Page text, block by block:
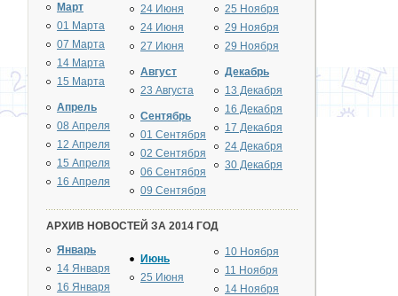
Март
01 Марта
07 Марта
14 Марта
15 Марта
Апрель
08 Апреля
12 Апреля
15 Апреля
16 Апреля
24 Июня
24 Июня
27 Июня
Август
23 Августа
Сентябрь
01 Сентября
02 Сентября
06 Сентября
09 Сентября
25 Ноября
29 Ноября
29 Ноября
Декабрь
13 Декабря
16 Декабря
17 Декабря
24 Декабря
30 Декабря
АРХИВ НОВОСТЕЙ ЗА 2014 ГОД
Январь
14 Января
16 Января
Июнь
25 Июня
10 Ноября
11 Ноября
14 Ноября